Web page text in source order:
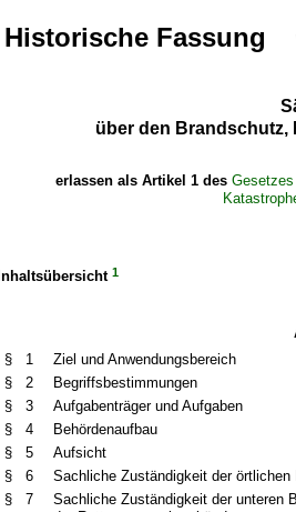
Historische Fassung
über den
erlassen als Artikel 1 des
Inhaltsübersicht1
§ 1
Ziel und Anwendungsbereich
§ 2
Begriffsbestimmungen
§ 3
Aufgabenträger und Aufgaben
§ 4
Behördenaufbau
§ 5
Aufsicht
§ 6
Sachliche Zuständigkeit der örtlichen
§ 7
Sachliche Zuständigkeit der unteren